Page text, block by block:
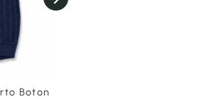
Boton